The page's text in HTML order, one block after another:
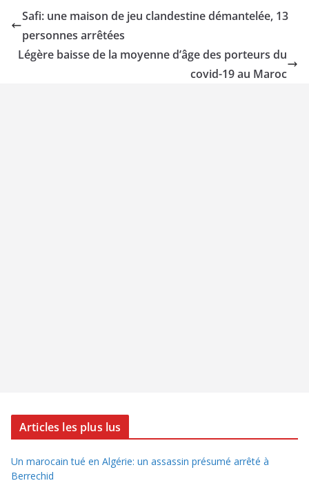
Safi: une maison de jeu clandestine démantelée, 13
personnes arrêtées
Légère baisse de la moyenne d’âge des porteurs du
covid-19 au Maroc
Articles les plus lus
Un marocain tué en Algérie: un assassin présumé arrêté à
Berrechid